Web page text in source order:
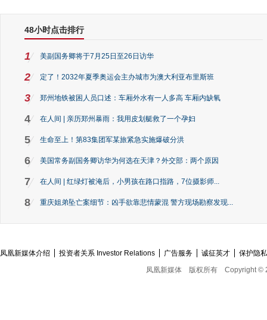
48小时点击排行
1 美副国务卿将于7月25日至26日访华
2 定了！2032年夏季奥运会主办城市为澳大利亚布里斯班
3 郑州地铁被困人员口述：车厢外水有一人多高 车厢内缺氧
4 在人间 | 亲历郑州暴雨：我用皮划艇救了一个孕妇
5 生命至上！第83集团军某旅紧急实施爆破分洪
6 美国常务副国务卿访华为何选在天津？外交部：两个原因
7 在人间 | 红绿灯被淹后，小男孩在路口指路，7位摄影师...
8 重庆姐弟坠亡案细节：凶手欲靠悲情蒙混 警方现场勘察发现...
凤凰新媒体介绍 投资者关系 Investor Relations 广告服务 诚征英才
保护隐
凤凰新媒体
版权所有 Copyright ©